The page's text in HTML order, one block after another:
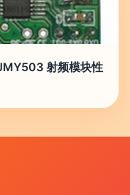
射频模块性